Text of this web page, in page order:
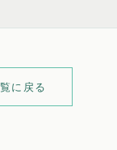
に戻る